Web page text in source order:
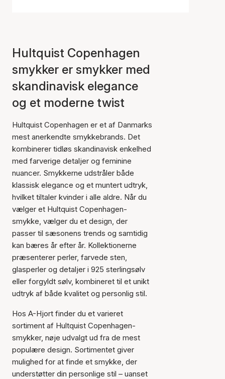
Hultquist Copenhagen
smykker er smykker med
skandinavisk elegance
og et moderne twist
Hultquist Copenhagen er et af Danmarks
mest anerkendte smykkebrands. Det
kombinerer tidløs skandinavisk enkelhed
med farverige detaljer og feminine
nuancer. Smykkerne udstråler både
klassisk elegance og et muntert udtryk,
hvilket tiltaler kvinder i alle aldre. Når du
vælger et Hultquist Copenhagen-
smykke, vælger du et design, der
passer til sæsonens trends og samtidig
kan bæres år efter år. Kollektionerne
præsenterer perler, farvede sten,
glasperler og detaljer i 925 sterlingsølv
eller forgyldt sølv, kombineret til et unikt
udtryk af både kvalitet og personlig stil.
Hos A-Hjort finder du et varieret
sortiment af Hultquist Copenhagen-
smykker, nøje udvalgt ud fra de mest
populære design. Sortimentet giver
mulighed for at finde et smykke, der
understøtter din personlige stil – uanset